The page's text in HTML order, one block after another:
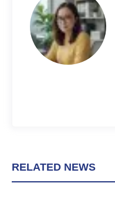
k
e
s
t
p
p
RELATED NEWS